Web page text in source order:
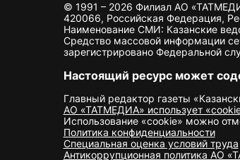
© 1991 – 2026 Филиал АО
420066, Российская Федерация,
Наименование СМИ: Казанские
Средство массовой информации
зарегистрировано Федеральной
Настоящий ресурс может
Главный редактор газеты
АО «ТАТМЕДИА» использует
Использование «cookie» можно
Политика конфиденциальности
Специальная оценка условий труда
Антикоррупционная политика АО